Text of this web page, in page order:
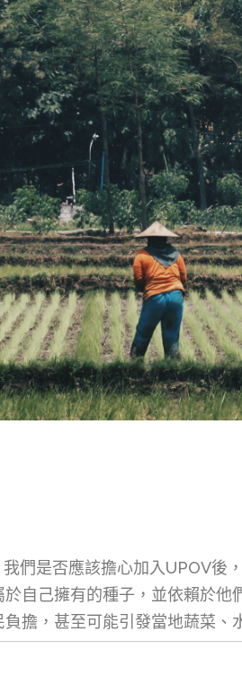
們是否應該擔心加入UPOV後
自己擁有的種子，並依賴於
擔，甚至可能引發當地蔬菜、